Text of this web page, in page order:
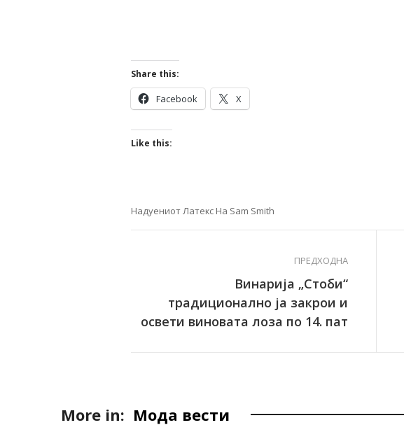
Share this:
Facebook X
Like this:
Надуениот Латекс На Sam Smith
ПРЕДХОДНА
Винарија „Стоби“
традиционално ја закрои и
освети виновата лоза по 14. пат
More in: Мода вести